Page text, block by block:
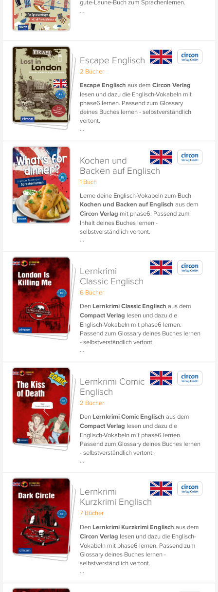
...
Escape Englisch
2 Bücher
Escape Englisch aus demCircon Verlag
lesen und dazu die Englisch-Vokabeln mit
phase6 lernen. Passend zum Glossary
deines Buches lernen - selbstverständlich
vertont.
...
Kochen und
Backen auf Englisch
1 Buch
Lerne deine Englisch-Vokabeln zum Buch
Kochen und Backen auf Englisch aus dem
Circon Verlag mit phase6. Passend zum
Inhalt deines Buches lernen -
selbstverständlich vertont.
...
Lernkrimi
Classic Englisch
6 Bücher
Den Lernkrimi Classic Englisch aus dem
Compact Verlag lesen und dazu die
Englisch-Vokabeln mit phase6 lernen.
Passend zum Glossary deines Buches lernen
- selbstverständlich vertont.
...
Lernkrimi Comic
Englisch
2 Bücher
Den Lernkrimi Comic Englisch aus dem
Compact Verlag lesen und dazu die
Englisch-Vokabeln mit phase6 lernen.
Passend zum Glossary deines Buches lernen
- selbstverständlich vertont.
...
Lernkrimi
Kurzkrimi Englisch
7 Bücher
Den Lernkrimi Kurzkrimi Englisch aus dem
Circon Verlag lesen und dazu die Englisch-
Vokabeln mit phase6 lernen. Passend zum
Glossary deines Buches lernen -
selbstverständlich vertont.
...